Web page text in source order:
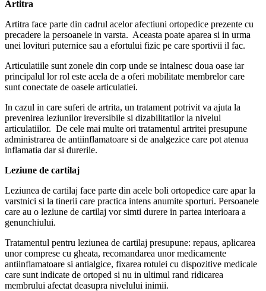
Artitra
Artitra face parte din cadrul acelor afectiuni ortopedice prezente cu
precadere la persoanele in varsta. Aceasta poate aparea si in urma
unei lovituri puternice sau a efortului fizic pe care sportivii il fac.
Articulatiile sunt zonele din corp unde se intalnesc doua oase iar
principalul lor rol este acela de a oferi mobilitate membrelor care
sunt conectate de oasele articulatiei.
In cazul in care suferi de artrita, un tratament potrivit va ajuta la
prevenirea leziunilor ireversibile si dizabilitatilor la nivelul
articulatiilor. De cele mai multe ori tratamentul artritei presupune
administrarea de antiinflamatoare si de analgezice care pot atenua
inflamatia dar si durerile.
Leziune de cartilaj
Leziunea de cartilaj face parte din acele boli ortopedice care apar la
varstnici si la tinerii care practica intens anumite sporturi. Persoanele
care au o leziune de cartilaj vor simti durere in partea interioara a
genunchiului.
Tratamentul pentru leziunea de cartilaj presupune: repaus, aplicarea
unor comprese cu gheata, recomandarea unor medicamente
antiinflamatoare si antialgice, fixarea rotulei cu dispozitive medicale
care sunt indicate de ortoped si nu in ultimul rand ridicarea
membrului afectat deasupra nivelului inimii.